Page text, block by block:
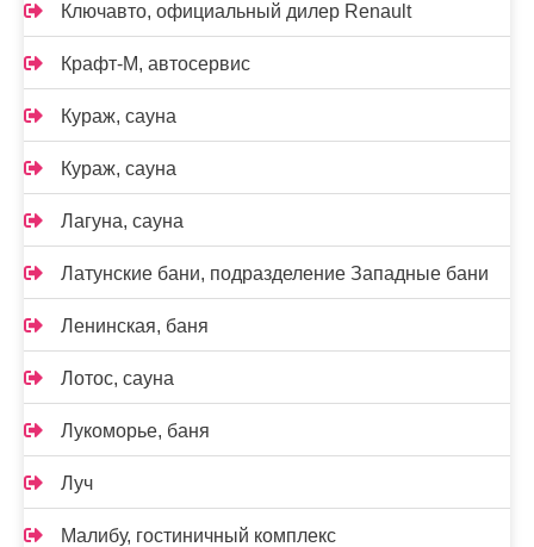
Ключавто, официальный дилер Renault
Крафт-М, автосервис
Кураж, сауна
Кураж, сауна
Лагуна, сауна
Латунские бани, подразделение Западные бани
Ленинская, баня
Лотос, сауна
Лукоморье, баня
Луч
Малибу, гостиничный комплекс